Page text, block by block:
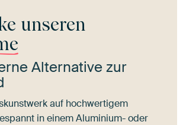
unseren
Alternative zur
auf hochwertigem
in einem Aluminium- oder